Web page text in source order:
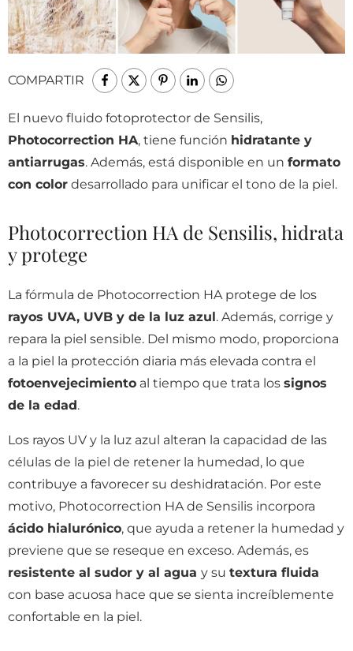
COMPARTIR
El nuevo fluido fotoprotector de Sensilis,
Photocorrection HA, tiene función hidratante y
antiarrugas. Además, está disponible en un formato
con color desarrollado para unificar el tono de la piel.
Photocorrection HA de Sensilis, hidrata
y protege
La fórmula de Photocorrection HA protege de los
rayos UVA, UVB y de la luz azul. Además, corrige y
repara la piel sensible. Del mismo modo, proporciona
a la piel la protección diaria más elevada contra el
fotoenvejecimiento al tiempo que trata los signos
de la edad.
Los rayos UV y la luz azul alteran la capacidad de las
células de la piel de retener la humedad, lo que
contribuye a favorecer su deshidratación. Por este
motivo, Photocorrection HA de Sensilis incorpora
ácido hialurónico, que ayuda a retener la humedad y
previene que se reseque en exceso. Además, es
resistente al sudor y al agua y su textura fluida
con base acuosa hace que se sienta increíblemente
confortable en la piel.